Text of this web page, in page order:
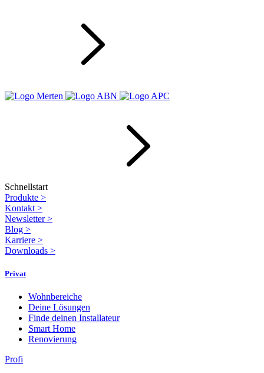
Schnellstart
Produkte >
Kontakt >
Newsletter>
Blog >
Karriere >
Downloads >
Privat
Wohnbereiche
Deine Lösungen
Finde deinen Installateur
Smart Home
Renovierung
Profi